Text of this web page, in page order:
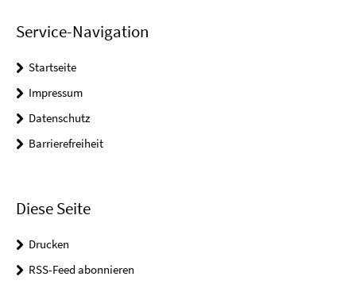
Service-Navigation
Startseite
Impressum
Datenschutz
Barrierefreiheit
Diese Seite
Drucken
RSS-Feed abonnieren